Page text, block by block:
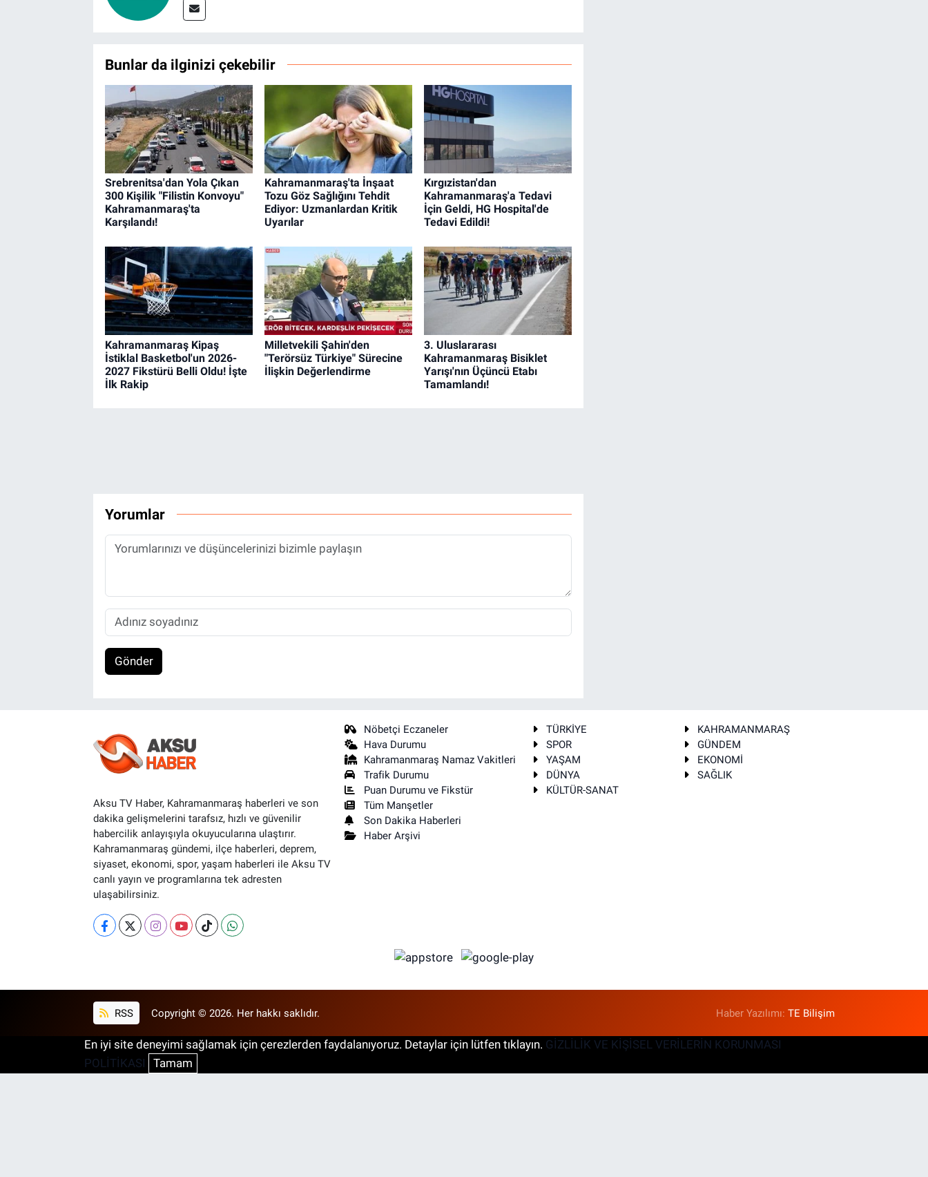
Bunlar da ilginizi çekebilir
Srebrenitsa'dan Yola Çıkan
300 Kişilik "Filistin Konvoyu"
Kahramanmaraş'ta
Karşılandı!
Kahramanmaraş'ta İnşaat
Tozu Göz Sağlığını Tehdit
Ediyor: Uzmanlardan Kritik
Uyarılar
Kırgızistan'dan
Kahramanmaraş'a Tedavi
İçin Geldi, HG Hospital'de
Tedavi Edildi!
Kahramanmaraş Kipaş
İstiklal Basketbol'un 2026-
2027 Fikstürü Belli Oldu! İşte
İlk Rakip
Milletvekili Şahin'den
"Terörsüz Türkiye" Sürecine
İlişkin Değerlendirme
3. Uluslararası
Kahramanmaraş Bisiklet
Yarışı'nın Üçüncü Etabı
Tamamlandı!
Yorumlar
Gönder
Aksu TV Haber, Kahramanmaraş haberleri ve son
dakika gelişmelerini tarafsız, hızlı ve güvenilir
habercilik anlayışıyla okuyucularına ulaştırır.
Kahramanmaraş gündemi, ilçe haberleri, deprem,
siyaset, ekonomi, spor, yaşam haberleri ile Aksu TV
canlı yayın ve programlarına tek adresten
ulaşabilirsiniz.
Nöbetçi Eczaneler
Hava Durumu
Kahramanmaraş Namaz Vakitleri
Trafik Durumu
Puan Durumu ve Fikstür
Tüm Manşetler
Son Dakika Haberleri
Haber Arşivi
TÜRKİYE
KAHRAMANMARAŞ
SPOR
GÜNDEM
YAŞAM
EKONOMİ
DÜNYA
SAĞLIK
KÜLTÜR-SANAT
RSS Copyright © 2026. Her hakkı saklıdır. Haber Yazılımı:TE Bilişim
En iyi site deneyimi sağlamak için çerezlerden faydalanıyoruz. Detaylar için lütfen tıklayın. GİZLİLİK VE KİŞİSEL VERİLERİN KORUNMASI
POLİTİKASI
Tamam